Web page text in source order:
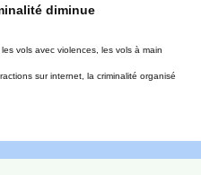
diminue
vols avec violences, les vols à main
sur internet, la criminalité organisé